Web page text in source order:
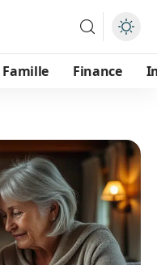
Famille Finance